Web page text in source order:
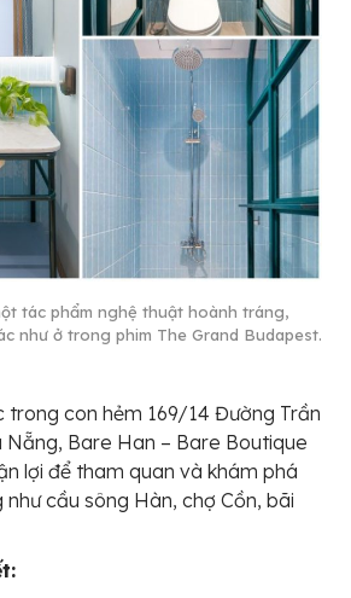
tác phẩm nghệ thuật hoành tráng,
như ở trong phim The Grand Budapest.
con hẻm 169/14 Đường Trần
Nẵng, Bare Han – Bare Boutique
lợi để tham quan và khám phá
cầu sông Hàn, chợ Cồn, bãi